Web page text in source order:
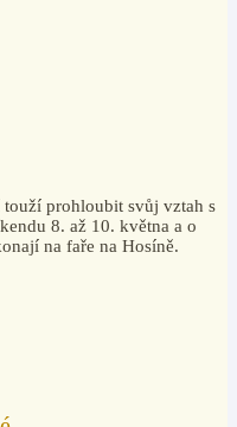
prohloubit svůj vztah s
8. až 10. května a o
na faře na Hosíně.